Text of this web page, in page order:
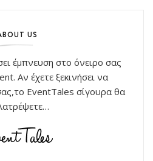
US
έμπνευση στο όνειρο σας
Αν έχετε ξεκινήσει να
EventTales σίγουρα θα